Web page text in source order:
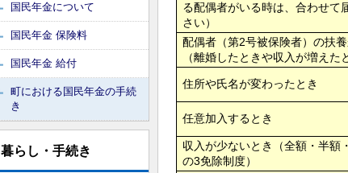
国民年金について
国民年金 保険料
国民年金 給付
町における国民年金の手続
き
暮らし・手続き
る配偶者がいる時は、合わせて
さい）
配偶者（第2号被保険者）の扶
（離婚したときや収入が増えた
住所や氏名が変わったとき
任意加入するとき
収入が少ないとき（全額・半額
の3免除制度）